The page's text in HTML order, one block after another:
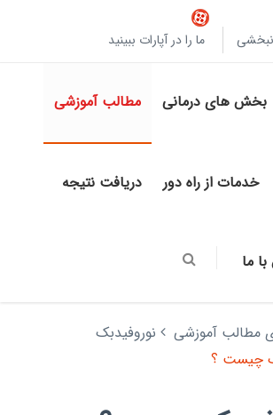
ما را در آپارات ببینید
بخش های درمانی مطالب آموزشی
خدمات از راه دور دریافت نتیجه
ما
مطالب آموزشی
نوروفیدبک
چیست ؟